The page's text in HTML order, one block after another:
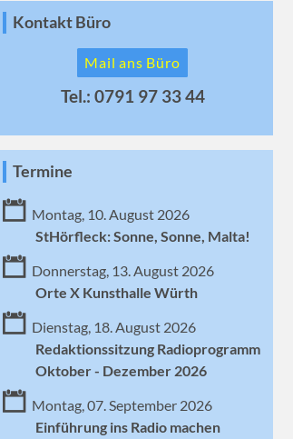
Kontakt Büro
Mail ans Büro
Tel.: 0791 97 33 44
Termine
Montag, 10. August 2026
StHörfleck: Sonne, Sonne, Malta!
Donnerstag, 13. August 2026
Orte X Kunsthalle Würth
Dienstag, 18. August 2026
Redaktionssitzung Radioprogramm
Oktober - Dezember 2026
Montag, 07. September 2026
Einführung ins Radio machen